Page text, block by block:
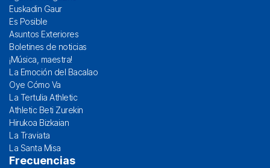
Euskadin Gaur
Es Posible
Asuntos Exteriores
Boletines de noticias
¡Música, maestra!
La Emoción del Bacalao
Oye Cómo Va
La Tertulia Athletic
Athletic Beti Zurekin
Hirukoa Bizkaian
La Traviata
La Santa Misa
Frecuencias